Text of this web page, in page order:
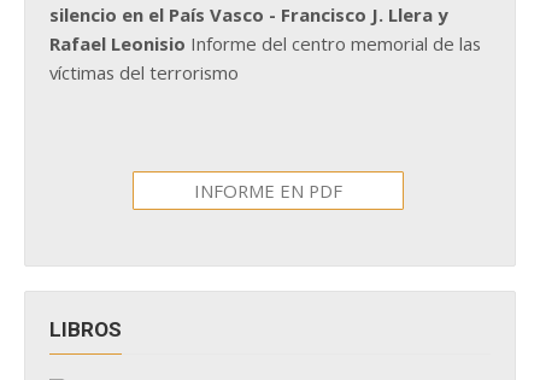
silencio en el País Vasco - Francisco J. Llera y
Rafael Leonisio Informe del centro memorial de las
víctimas del terrorismo
INFORME EN PDF
LIBROS